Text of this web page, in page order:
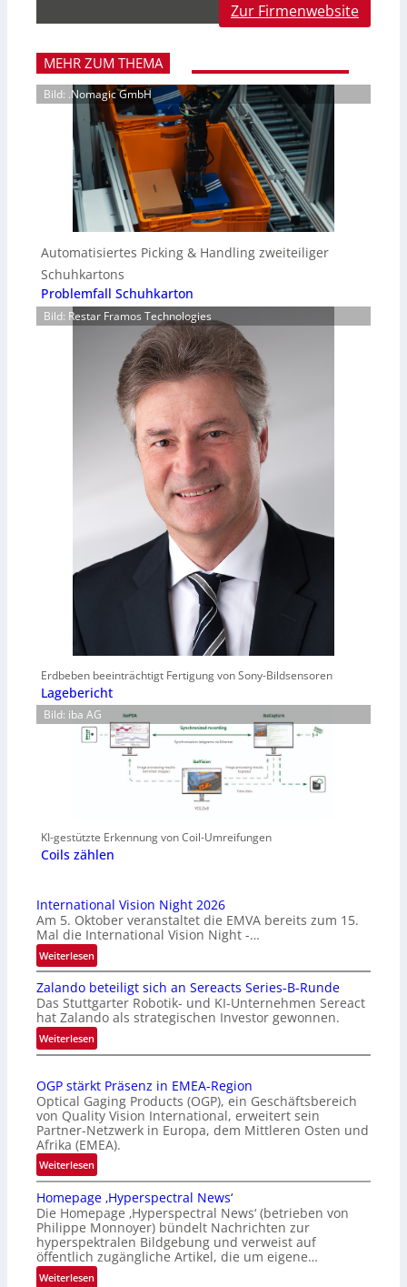
Zur Firmenwebsite
MEHR ZUM THEMA
Bild: .Nomagic GmbH
Automatisiertes Picking & Handling zweiteiliger
Schuhkartons
Problemfall Schuhkarton
Bild: Restar Framos Technologies
Erdbeben beeinträchtigt Fertigung von Sony-Bildsensoren
Lagebericht
Bild: iba AG
KI-gestützte Erkennung von Coil-Umreifungen
Coils zählen
International Vision Night 2026
Am 5. Oktober veranstaltet die EMVA bereits zum 15.
Mal die International Vision Night -…
Weiterlesen:
I
n
t
e
r
n
t
i
o
n
l
V
i
s
i
o
n
Zalando beteiligt sich an Sereacts Series-B-Runde
Das Stuttgarter Robotik- und KI-Unternehmen Sereact
hat Zalando als strategischen Investor gewonnen.
Weiterlesen:
Z
l
a
n
d
o
b
e
t
e
i
i
OGP stärkt Präsenz in EMEA-Region
Optical Gaging Products (OGP), ein Geschäftsbereich
von Quality Vision International, erweitert sein
Partner-Netzwerk in Europa, dem Mittleren Osten und
Afrika (EMEA).
Weiterlesen:
O
G
P
s
t
ä
Homepage ‚Hyperspectral News‘
Die Homepage ‚Hyperspectral News‘ (betrieben von
Philippe Monnoyer) bündelt Nachrichten zur
hyperspektralen Bildgebung und verweist auf
öffentlich zugängliche Artikel, die um eigene…
Weiterlesen: